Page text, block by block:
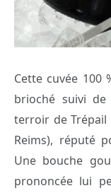
Cette cuvée 100
brioché suivi
terroir de Trépail
Reims), réputé
Une bouche
prononcée lui